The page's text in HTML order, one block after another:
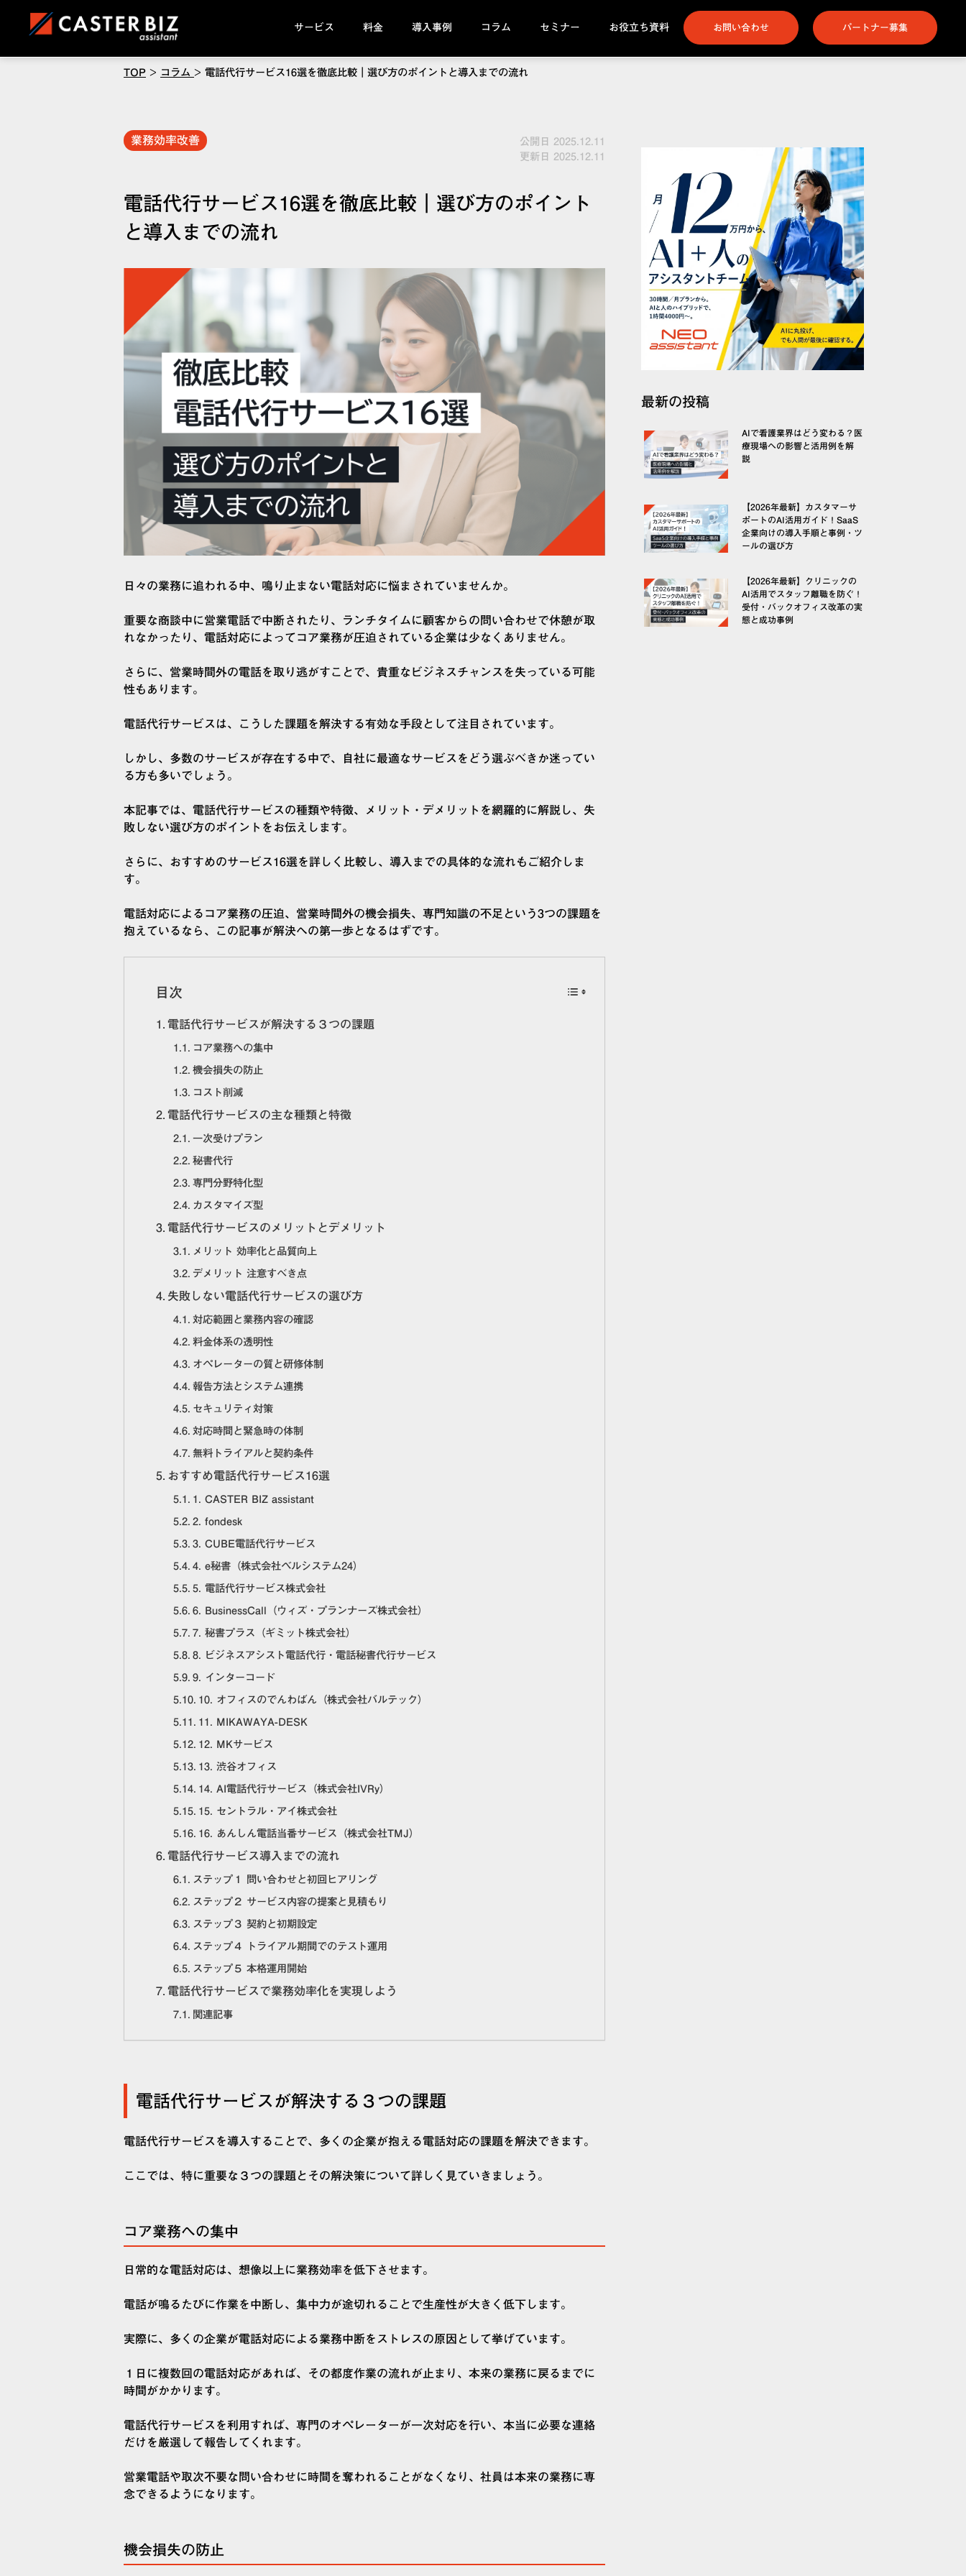
サービス 料金 導入事例 コラム セミナー お役立ち資料 お問い合わせ パートナー募集
TOP > コラム > 電話代行サービス16選を徹底比較｜選び方のポイントと導入までの流れ
業務効率改善
公開日 2025.12.11
更新日 2025.12.11
電話代行サービス16選を徹底比較｜選び方のポイント
と導入までの流れ
日々の業務に追われる中、鳴り止まない電話対応に悩まされていませんか。
重要な商談中に営業電話で中断されたり、ランチタイムに顧客からの問い合わせで休憩が取
れなかったり、電話対応によってコア業務が圧迫されている企業は少なくありません。
さらに、営業時間外の電話を取り逃がすことで、貴重なビジネスチャンスを失っている可能
性もあります。
電話代行サービスは、こうした課題を解決する有効な手段として注目されています。
しかし、多数のサービスが存在する中で、自社に最適なサービスをどう選ぶべきか迷ってい
る方も多いでしょう。
本記事では、電話代行サービスの種類や特徴、メリット・デメリットを網羅的に解説し、失
敗しない選び方のポイントをお伝えします。
さらに、おすすめのサービス16選を詳しく比較し、導入までの具体的な流れもご紹介しま
す。
電話対応によるコア業務の圧迫、営業時間外の機会損失、専門知識の不足という3つの課題を
抱えているなら、この記事が解決への第一歩となるはずです。
目次
電話代行サービスが解決する３つの課題
コア業務への集中
機会損失の防止
コスト削減
電話代行サービスの主な種類と特徴
一次受けプラン
秘書代行
専門分野特化型
カスタマイズ型
電話代行サービスのメリットとデメリット
メリット 効率化と品質向上
デメリット 注意すべき点
失敗しない電話代行サービスの選び方
対応範囲と業務内容の確認
料金体系の透明性
オペレーターの質と研修体制
報告方法とシステム連携
セキュリティ対策
対応時間と緊急時の体制
無料トライアルと契約条件
おすすめ電話代行サービス16選
1. CASTER BIZ assistant
2. fondesk
3. CUBE電話代行サービス
4. e秘書（株式会社ベルシステム24）
5. 電話代行サービス株式会社
6. BusinessCall（ウィズ・プランナーズ株式会社）
7. 秘書プラス（ギミット株式会社）
8. ビジネスアシスト電話代行・電話秘書代行サービス
9. インターコード
10. オフィスのでんわばん（株式会社バルテック）
11. MIKAWAYA-DESK
12. MKサービス
13. 渋谷オフィス
14. AI電話代行サービス（株式会社IVRy）
15. セントラル・アイ株式会社
16. あんしん電話当番サービス（株式会社TMJ）
電話代行サービス導入までの流れ
ステップ１ 問い合わせと初回ヒアリング
ステップ２ サービス内容の提案と見積もり
ステップ３ 契約と初期設定
ステップ４ トライアル期間でのテスト運用
ステップ５ 本格運用開始
電話代行サービスで業務効率化を実現しよう
関連記事
電話代行サービスが解決する３つの課題
電話代行サービスを導入することで、多くの企業が抱える電話対応の課題を解決できます。
ここでは、特に重要な３つの課題とその解決策について詳しく見ていきましょう。
コア業務への集中
日常的な電話対応は、想像以上に業務効率を低下させます。
電話が鳴るたびに作業を中断し、集中力が途切れることで生産性が大きく低下します。
実際に、多くの企業が電話対応による業務中断をストレスの原因として挙げています。
１日に複数回の電話対応があれば、その都度作業の流れが止まり、本来の業務に戻るまでに
時間がかかります。
電話代行サービスを利用すれば、専門のオペレーターが一次対応を行い、本当に必要な連絡
だけを厳選して報告してくれます。
営業電話や取次不要な問い合わせに時間を奪われることがなくなり、社員は本来の業務に専
念できるようになります。
機会損失の防止
最新の投稿
AIで看護業界はどう変わる？医
療現場への影響と活用例を解
説
【2026年最新】カスタマーサ
ポートのAI活用ガイド！SaaS
企業向けの導入手順と事例・ツ
ールの選び方
【2026年最新】クリニックの
AI活用でスタッフ離職を防ぐ！
受付・バックオフィス改革の実
態と成功事例